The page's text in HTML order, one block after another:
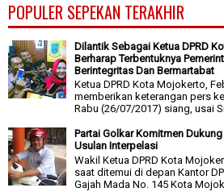
POPULER SEPEKAN TERAKHIR
Dilantik Sebagai Ketua DPRD
Berharap Terbentuknya
Berintegritas Dan Bermartabat
Ketua DPRD Kota Mojokerto,
memberikan keterangan pers
Rabu (26/07/2017) siang, usai
Partai Golkar Komitmen
Usulan Interpelasi
Wakil Ketua DPRD Kota
saat ditemui di depan Kantor
Gajah Mada No. 145 Kota